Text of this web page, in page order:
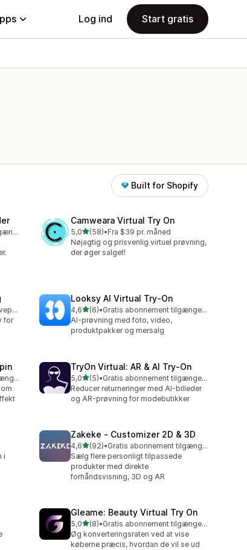
Log ind Start gratis
Built for Shopify
Gratis abonnement tilgængeligt
Camweara Virtual Try On
5,0ud af 5 stjerner
(58)
58 anmeldelser i alt
•Fra $39 pr. måned
Nøjagtig og prisvenlig virtuel prøvning,
der øger salget!
Mulighed for gratis prøveperiode
for
Looksy AI Virtual Try‑On
4,6ud af 5 stjerner
(6)
6 anmeldelser i alt
•
Gratis abonnement tilgængeligt
AI-prøvning med foto, video,
produktpakker og mersalg
Gratis abonnement tilgængeligt
TryOn Virtual: AR & AI Try‑On
5,0ud af 5 stjerner
(5)
5 anmeldelser i alt
•
Gratis abonnement tilgængeligt
Reducer returneringer med AI-billeder
og AR-prøvning for modebutikker
i
Zakeke ‑ Customizer 2D & 3D
4,6ud af 5 stjerner
(92)
92 anmeldelser i alt
•
Gratis abonnement tilgængeligt
Sælg flere personligt tilpassede
produkter med direkte
forhåndsvisning, 3D og AR
Gleame: Beauty Virtual Try On
5,0ud af 5 stjerner
(8)
8 anmeldelser i alt
•
Gratis abonnement tilgængeligt
Øg konverteringsraten ved at vise
køberne præcis, hvordan de vil se ud